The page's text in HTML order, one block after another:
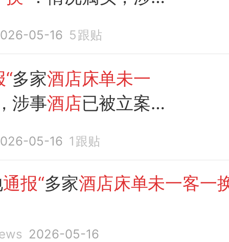
负责人被约谈
05-16 5 跟贴
多家酒店床单未一
涉事酒店已被立案
05-16 1 跟贴
通报“多家酒店床单未一客一
2026-05-16